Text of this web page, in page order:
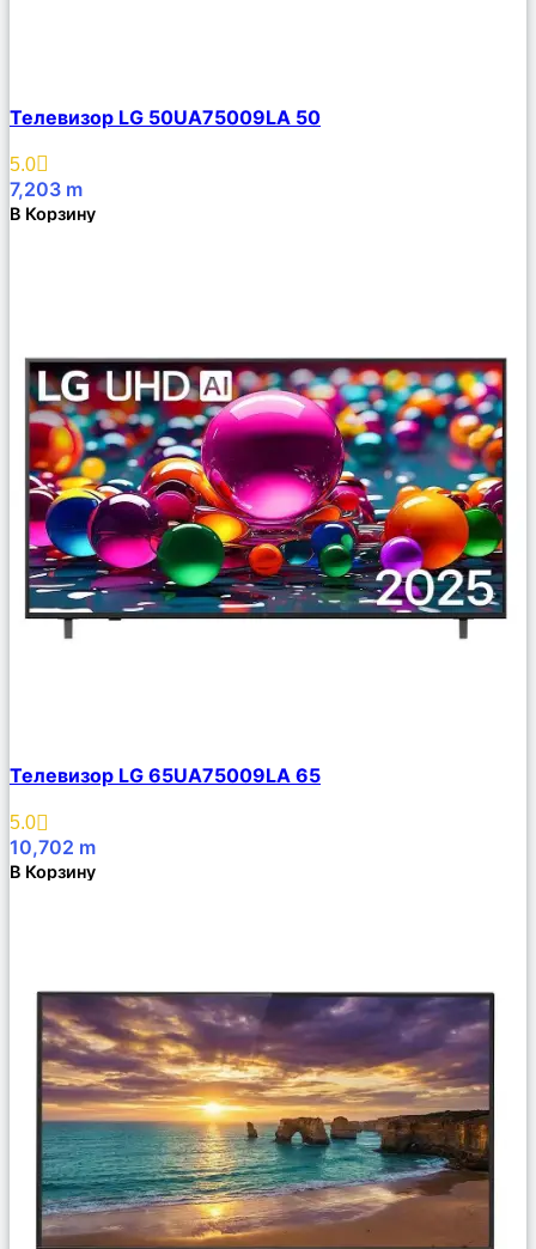
Описание
Избранное
Телевизор LG 50UA75009LA 50
5.0
7,203 m
В Корзину
Описание
Избранное
Телевизор LG 65UA75009LA 65
5.0
10,702 m
В Корзину